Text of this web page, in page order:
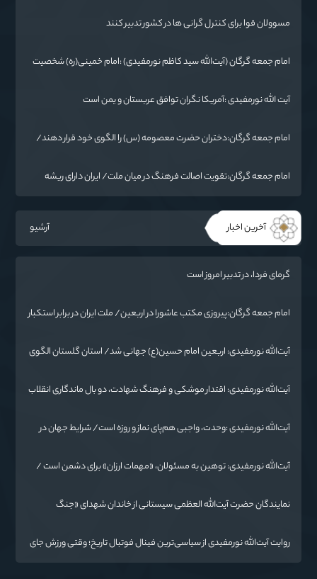
مسوولان قوا برای کنترل گرانی ها در کشور تدبیر کنند
امام جمعه گرگان (آیت‌الله سید کاظم نورمفیدی) :امام خمینی(ره) شخصیت
آیت الله نورمفیدی :آمریکا نگران توافق عربستان و یمن است
امام جمعه گرگان:دختران حضرت معصومه (س) را الگوی خود قرار دهند/
امام جمعه گرگان:تقویت اصالت فرهنگ در میان ملت/ ایران دارای ریشه
آخرین اخبار آرشیو
گرمای فردا، در تدبیر امروز است
امام جمعه گرگان:پیروزی مکتب عاشورا در اربعین/ ملت ایران در برابر استکبار
آیت‌الله نورمفیدی: اربعین امام حسین(ع) جهانی شد/ استان گلستان الگوی
آیت‌الله نورمفیدی: اقتدار موشکی و فرهنگ شهادت، دو بال ماندگاری انقلاب
آیت‌الله نورمفیدی :وحدت، واجبی هم‌پای نماز و روزه است/ شرایط جهان در
آیت‌الله نورمفیدی: توهین به مسئولان، «مهمات ارزان» برای دشمن است /
نمایندگان حضرت آیت‌الله العظمی سیستانی از خاندان شهدای «جنگ
روایت آیت‌الله نورمفیدی از سیاسی‌ترین فینال فوتبال تاریخ؛ وقتی ورزش جای